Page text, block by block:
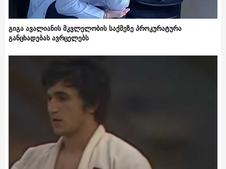
გიგა ავალიანის მკვლელობის საქმეზე პროკურატურა
განცხადებას ავრცელებს